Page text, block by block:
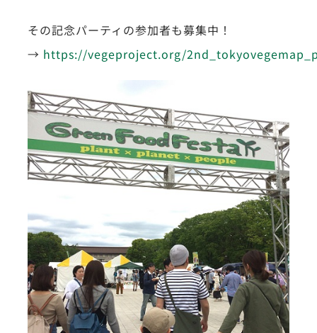
その記念パーティの参加者も募集中！
→ https://vegeproject.org/